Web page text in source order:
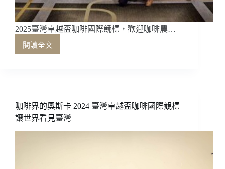
2025臺灣卓越盃咖啡國際競標，歡迎咖啡農…
閱讀全文
2025
盃
咖
啡
國
咖啡界的奧斯卡 2024 臺灣卓越盃咖啡國際競標
讓世界看見臺灣